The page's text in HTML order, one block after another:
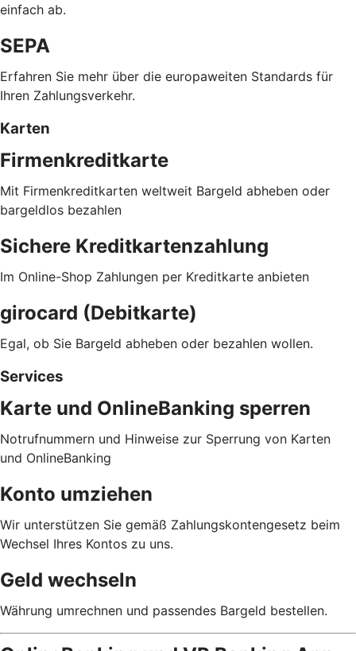
einfach ab.
SEPA
Erfahren Sie mehr über die europaweiten Standards für
Ihren Zahlungsverkehr.
Karten
Firmenkreditkarte
Mit Firmenkreditkarten weltweit Bargeld abheben oder
bargeldlos bezahlen
Sichere Kreditkartenzahlung
Im Online-Shop Zahlungen per Kreditkarte anbieten
girocard (Debitkarte)
Egal, ob Sie Bargeld abheben oder bezahlen wollen.
Services
Karte und OnlineBanking sperren
Notrufnummern und Hinweise zur Sperrung von Karten
und OnlineBanking
Konto umziehen
Wir unterstützen Sie gemäß Zahlungskontengesetz beim
Wechsel Ihres Kontos zu uns.
Geld wechseln
Währung umrechnen und passendes Bargeld bestellen.